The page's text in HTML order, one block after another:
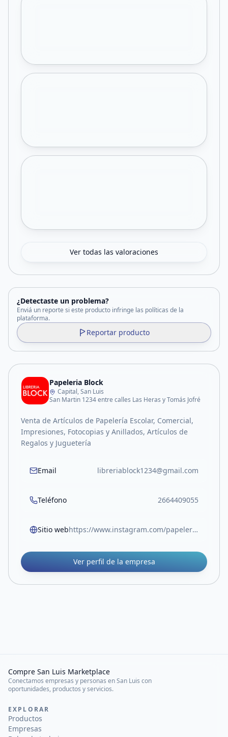
Ver todas las valoraciones
¿Detectaste un problema?
Enviá un reporte si este producto infringe las políticas de la
plataforma.
Reportar producto
Papeleria Block
Capital, San Luis
San Martin 1234 entre calles Las Heras y Tomás Jofré
Venta de Artículos de Papelería Escolar, Comercial,
Impresiones, Fotocopias y Anillados, Artículos de
Regalos y Juguetería
Email libreriablock1234@gmail.com
Teléfono 2664409055
Sitio web https://www.instagram.com/papeleriablock.sl?igsh=MW05Z3RocjUwOTlvOA%3D%3D
Ver perfil de la empresa
Compre San Luis Marketplace
Conectamos empresas y personas en San Luis con
oportunidades, productos y servicios.
EXPLORAR
Productos
Empresas